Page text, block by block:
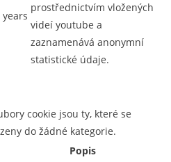
years
prostřednictvím vložených
videí youtube a
zaznamenává anonymní
statistické údaje.
cookie jsou ty, které se
do žádné kategorie.
Popis